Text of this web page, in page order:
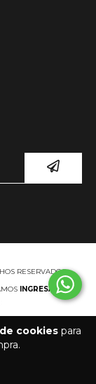
cookiespara
RESERVADOS.
INGRESÁ ACÁ.